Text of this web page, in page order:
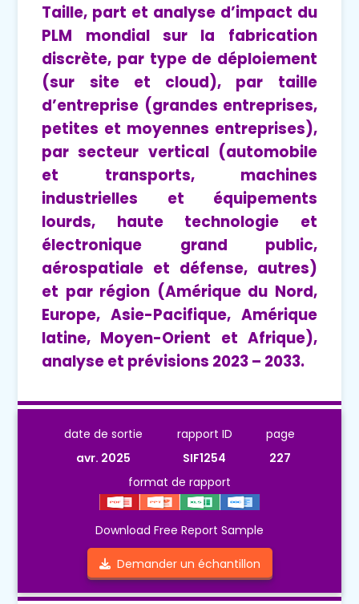
Taille, part et analyse d’impact du
PLM mondial sur la fabrication
discrète, par type de déploiement
(sur site et cloud), par taille
d’entreprise (grandes entreprises,
petites et moyennes entreprises),
par secteur vertical (automobile
et transports, machines
industrielles et équipements
lourds, haute technologie et
électronique grand public,
aérospatiale et défense, autres)
et par région (Amérique du Nord,
Europe, Asie-Pacifique, Amérique
latine, Moyen-Orient et Afrique),
analyse et prévisions 2023 – 2033.
date de sortie
avr. 2025
rapport ID
SIF1254
page
227
format de rapport
Download Free Report Sample
Demander un échantillon